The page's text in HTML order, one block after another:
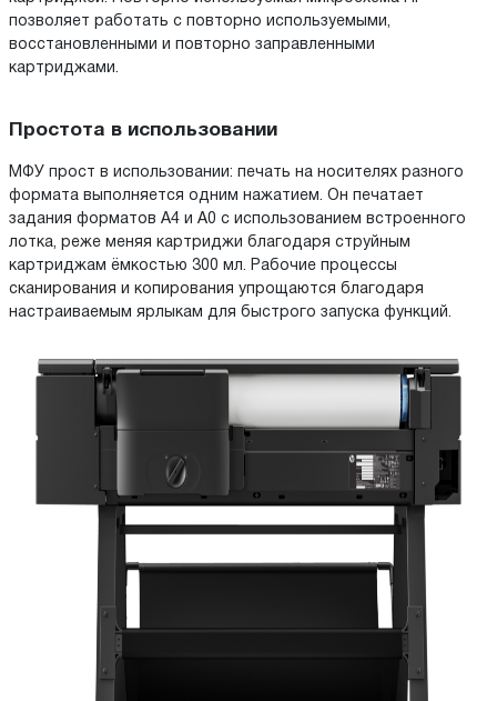
позволяет работать с повторно используемыми,
восстановленными и повторно заправленными
картриджами.
Простота в использовании
МФУ прост в использовании: печать на носителях разного
формата выполняется одним нажатием. Он печатает
задания форматов A4 и A0 с использованием встроенного
лотка, реже меняя картриджи благодаря струйным
картриджам ёмкостью 300 мл. Рабочие процессы
сканирования и копирования упрощаются благодаря
настраиваемым ярлыкам для быстрого запуска функций.